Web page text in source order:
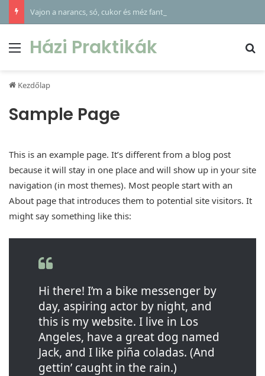
Menü
Házi Praktikák
Kezdőlap
Sample Page
This is an example page. It’s different from a blog post
because it will stay in one place and will show up in your site
navigation (in most themes). Most people start with an
About page that introduces them to potential site visitors. It
might say something like this:
Hi there! I’m a bike messenger by
day, aspiring actor by night, and
this is my website. I live in Los
Angeles, have a great dog named
Jack, and I like piña coladas. (And
gettin’ caught in the rain.)